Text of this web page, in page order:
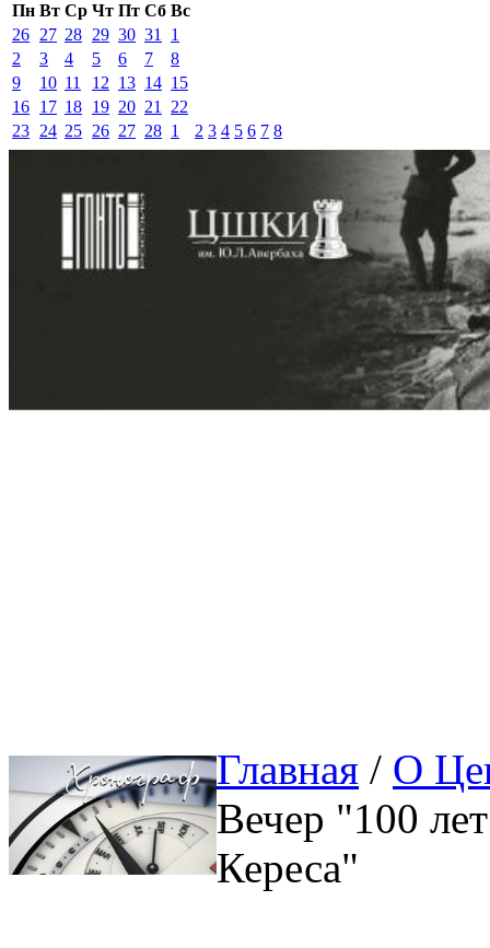
Пн Вт Ср Чт Пт Сб Вс
26 27 28 29 30 31
1
2
3 4 5 6 7
8
9
10 11 12 13 14 15
16 17 18 19 20 21
22
23 24 25 26 27 28 1 2 3 4 5 6 7 8
Главная / О
Вечер "100
Кереса"